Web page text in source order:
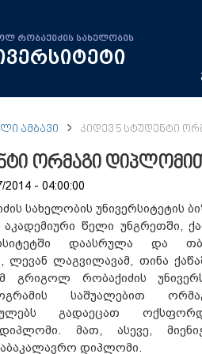
რობაქიძის სახელობის
ᲐᲛᲑᲐᲕᲘ ᲙᲘᲓᲔᲕ 5 ᲡᲢᲣᲓᲔᲜᲢᲘ
ორმაგი
2014 - 04:00:00
სახელობის უნივერსიტეტის
აკადემიური წელი უნგრეთში,
დაასრულა და
ლევან ლაგვილავამ, თინა
გრიგოლ რობაქიძის
საშუალებით
გადაეცათ
მათ, ასევე,
დიპლომი.